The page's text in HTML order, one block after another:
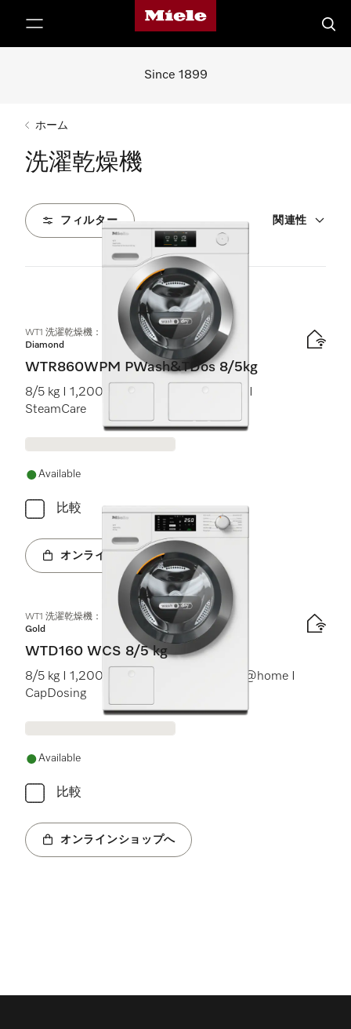
Mieleのホームページ
検索
Since 1899
ホーム
洗濯乾燥機
フィルター 関連性
2 製品
WT1 洗濯乾燥機：
Diamond
WTR860WPM PWash&TDos 8/5kg
8/5 kg I 1,200 rpm I M Touch I TwinDos I
SteamCare
Available
比較
オンラインショップへ
WT1 洗濯乾燥機：
Gold
WTD160 WCS 8/5 kg
8/5 kg I 1,200 rpm I PerfectCare I Miele@home I
CapDosing
Available
比較
オンラインショップへ